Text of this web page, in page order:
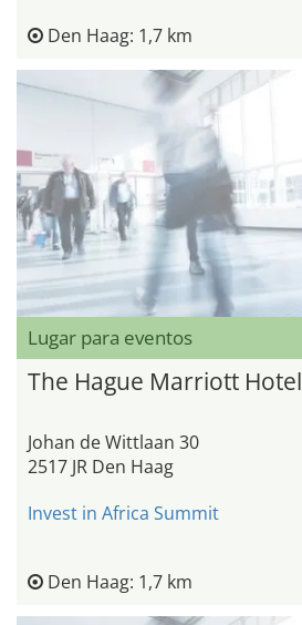
Den Haag: 1,7 km
Lugar para eventos
The Hague Marriott Hotel
Johan de Wittlaan 30
2517 JR Den Haag
Invest in Africa Summit
Den Haag: 1,7 km